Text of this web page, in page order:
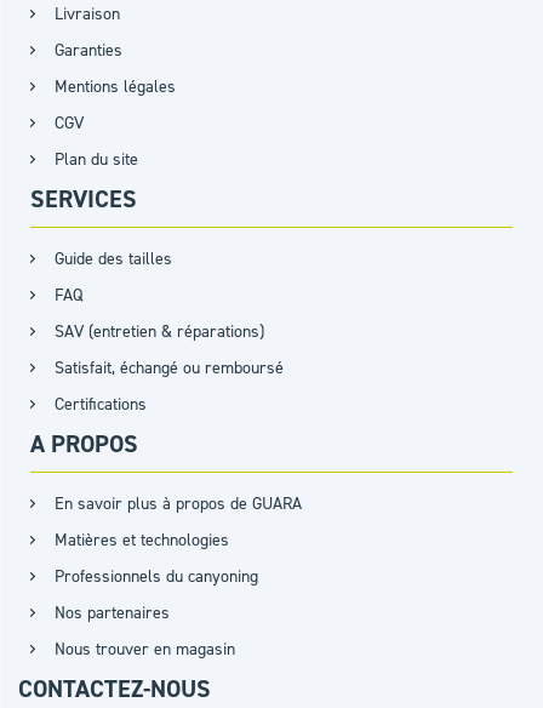
Livraison
Garanties
Mentions légales
CGV
Plan du site
SERVICES
Guide des tailles
FAQ
SAV (entretien & réparations)
Satisfait, échangé ou remboursé
Certifications
A PROPOS
En savoir plus à propos de GUARA
Matières et technologies
Professionnels du canyoning
Nos partenaires
Nous trouver en magasin
CONTACTEZ-NOUS